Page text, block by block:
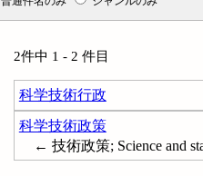
2件中 1 - 2 件目
科学技術行政
科学技術政策
← 技術政策; Science and